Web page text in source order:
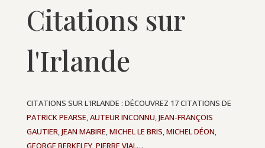
Citations sur
l'Irlande
CITATIONS SUR L'IRLANDE : DÉCOUVREZ 17 CITATIONS DE
PATRICK PEARSE,AUTEUR INCONNU,JEAN-FRANÇOIS
GAUTIER,JEAN MABIRE,MICHEL LE BRIS,MICHEL DÉON,
GEORGE BERKELEY,PIERRE VIAL…